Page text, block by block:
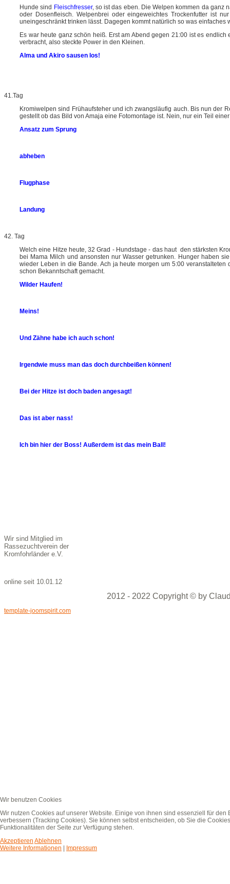
Hunde sind Fleischfresser, so ist das eben. Die Welpen kommen da ganz
oder Dosenfleisch. Welpenbrei oder eingeweichtes Trockenfutter ist
uneingeschränkt trinken lässt. Dagegen kommt natürlich so was einfaches
Es war heute ganz schön heiß. Erst am Abend gegen 21:00 ist es
verbracht, also steckte Power in den Kleinen.
Alma und Akiro sausen los!
41.Tag
Kromiwelpen sind Frühaufsteher und ich zwangsläufig auch. Bis nun der
gestellt ob das Bild von Amaja eine Fotomontage ist. Nein, nur ein Teil
Ansatz zum Sprung
abheben
Flugphase
Landung
42. Tag
Welch eine Hitze heute, 32 Grad - Hundstage - das haut den stärksten
bei Mama Milch und ansonsten nur Wasser getrunken. Hunger haben
wieder Leben in die Bande. Ach ja heute morgen um 5:00
schon Bekanntschaft gemacht.
Wilder Haufen!
Meins!
Und Zähne habe ich auch schon!
Irgendwie muss man das doch durchbeißen können!
Bei der Hitze ist doch baden angesagt!
Das ist aber nass!
Ich bin hier der Boss! Außerdem ist das mein Ball!
Wir sind Mitglied im
Rassezuchtverein der
Kromfohrländer e.V.
online seit 10.01.12
2012 - 2022 Copyright © by
template-joomspirit.com
Wir benutzen Cookies
Wir nutzen Cookies auf unserer Website. Einige von ihnen sind essenziell für
verbessern (Tracking Cookies). Sie können selbst entscheiden, ob Sie die
Funktionalitäten der Seite zur Verfügung stehen.
Akzeptieren Ablehnen
Weitere Informationen
Impressum